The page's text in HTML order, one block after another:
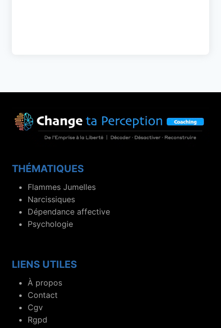
THÉMATIQUES
Flammes Jumelles
Narcissiques
Dépendance affective
Psychologie
LIENS UTILES
À propos
Contact
Cgv
Rgpd